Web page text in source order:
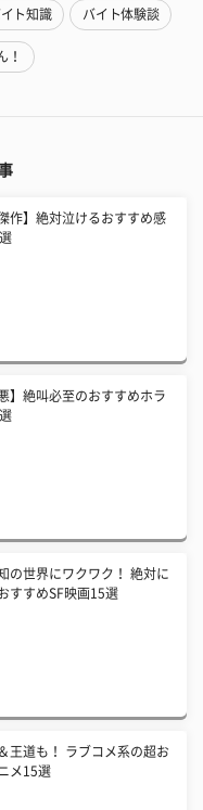
イト知識 バイト体験談
！
作】絶対泣けるおすすめ感
】絶叫必至のおすすめホラ
の世界にワクワク！ 絶対に
すすめSF映画15選
王道も！ ラブコメ系の超お
メ15選